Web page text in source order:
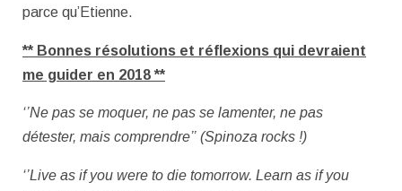
parce qu’Etienne.
** Bonnes résolutions et réflexions qui devraient
me guider en 2018 **
‘’Ne pas se moquer, ne pas se lamenter, ne pas
détester, mais comprendre’’ (Spinoza rocks !)
‘’Live as if you were to die tomorrow. Learn as if you